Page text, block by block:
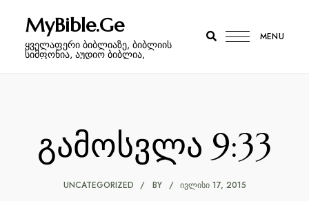
MyBible.Ge
ყველაფერი ბიბლიაზე, ბიბლიის
სიმფონია, აუდიო ბიბლია,
MENU
გამოსვლა 9:33
UNCATEGORIZED BY ᲘᲕᲚᲘᲡᲘ 17, 2015